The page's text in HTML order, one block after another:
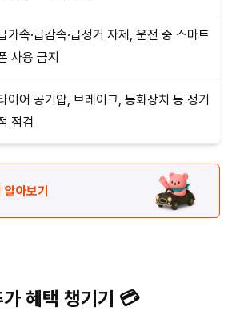
가속·급감속·급정거 자제, 운전 중 스마트
사용 금지
이어 공기압, 브레이크, 등화장치 등 정기
점검
아보기
혜택 챙기기 💳